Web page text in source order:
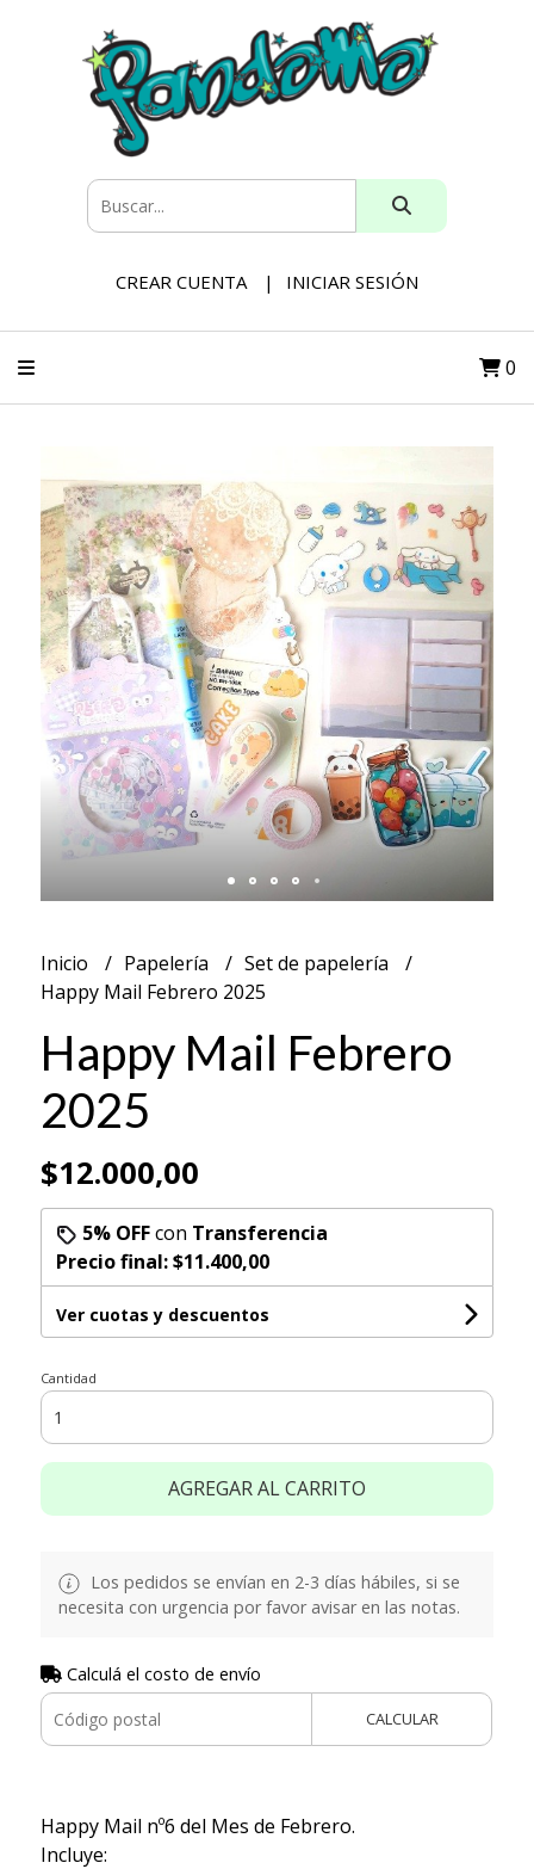
CREAR CUENTA INICIAR SESIÓN
0
Inicio Papelería
Set de papelería
Happy Mail Febrero 2025
Happy Mail Febrero
2025
$12.000,00
5% OFFcon Transferencia
Precio final:$11.400,00
Ver cuotas y descuentos
Cantidad
AGREGAR AL CARRITO
Los pedidos se envían en 2-3 días hábiles, si se
necesita con urgencia por favor avisar en las notas.
Calculá el costo de envío
CALCULAR
Happy Mail nº6 del Mes de Febrero.
Incluye: